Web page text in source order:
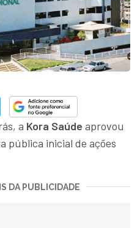
a Kora Saúde aprovou
pública inicial de ações
DA PUBLICIDADE